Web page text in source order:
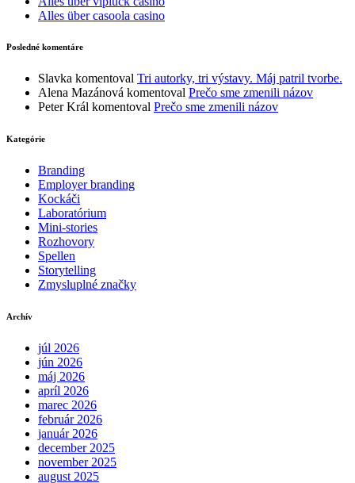
Alles über casoola casino
Posledné komentáre
Slavka komentoval Tri autorky, tri výstavy. Máj patril tvorbe.
Alena Mazánová komentoval Prečo sme zmenili názov
Peter Král komentoval Prečo sme zmenili názov
Kategórie
Branding
Employer branding
Kockáči
Laboratórium
Mini-stories
Rozhovory
Spellen
Storytelling
Zmysluplné značky
Archív
júl 2026
jún 2026
máj 2026
apríl 2026
marec 2026
február 2026
január 2026
december 2025
november 2025
august 2025